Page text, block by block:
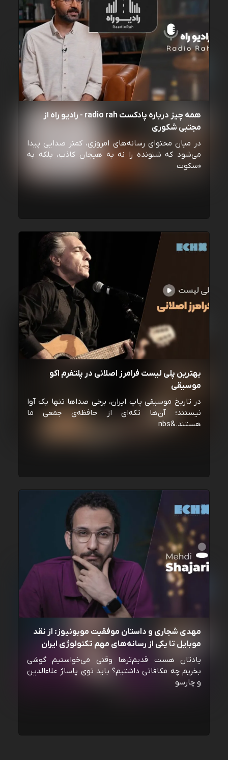
همه چیز درباره پادکست radio rah - رادیو راه از
مجتبی شکوری
در میان محتوای رسانه‌های امروزی، کمتر صدایی پیدا
می‌شود که شنونده را نه به هیجان کاذب، بلکه به
«سکوت
بهترین پلی لیست فرامرز اصلانی در پلتفرم اکو
موسیقی
در تاریخ موسیقی پاپ ایران، برخی صداها تنها یک آوا
نیستند؛ آن‌ها تکه‌ای از حافظه‌ی جمعی ما
هستند.&nbs
مهدی شجاری و داستان موفقیت موبونیوز: از نقد
موبایل تا یکی از رسانه‌‌های مهم تکنولوژی ایران
یادتان هست قدیم‌ترها وقتی می‌خواستیم گوشی
بخریم چه مکافاتی داشتیم؟ باید توی پاساژ علاءالدین
و چارسو